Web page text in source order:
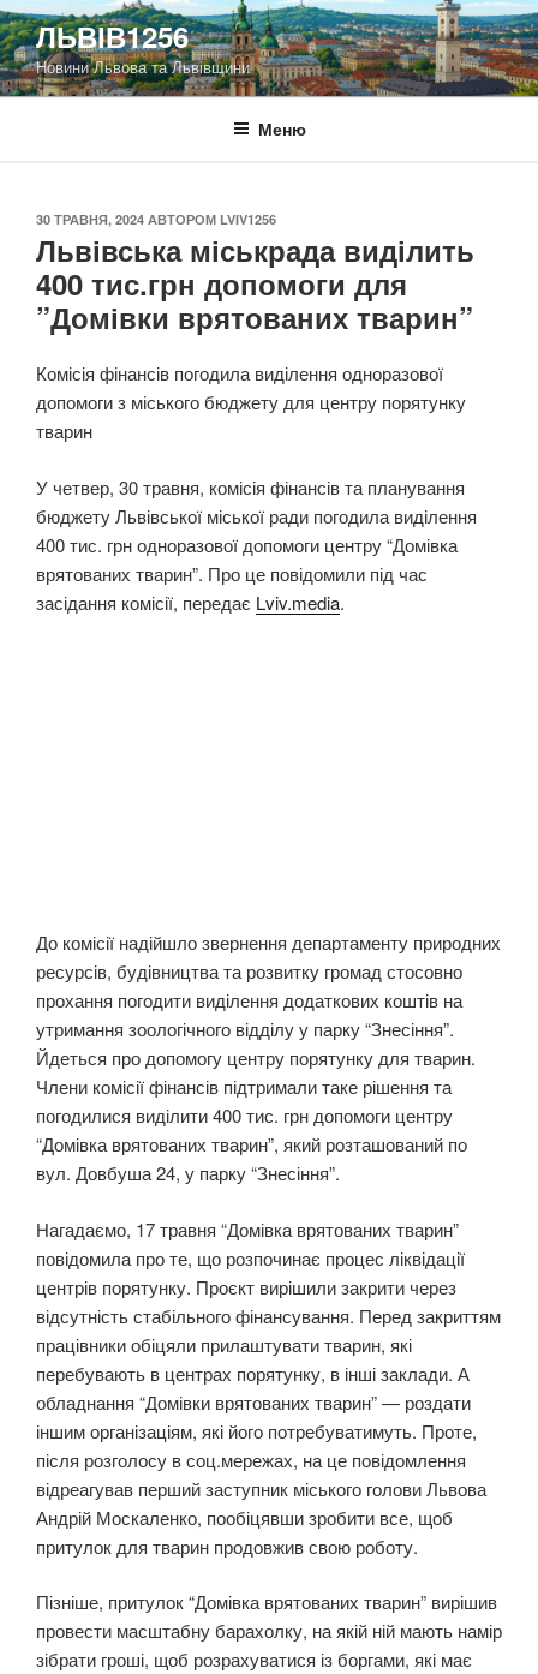
Перейти
до
вмісту
ЛЬВІВ1256
Новини Львова та Львівщини
Меню
ОПУБЛІКОВАНО
30 ТРАВНЯ, 2024 АВТОРОМ LVIV1256
Львівська міськрада виділить
400 тис.грн допомоги для
”Домівки врятованих тварин”
Комісія фінансів погодила виділення одноразової
допомоги з міського бюджету для центру порятунку
тварин
У четвер, 30 травня, комісія фінансів та планування
бюджету Львівської міської ради погодила виділення
400 тис. грн одноразової допомоги центру “Домівка
врятованих тварин”. Про це повідомили під час
засідання комісії, передає Lviv.media.
До комісії надійшло звернення департаменту природних
ресурсів, будівництва та розвитку громад стосовно
прохання погодити виділення додаткових коштів на
утримання зоологічного відділу у парку “Знесіння”.
Йдеться про допомогу центру порятунку для тварин.
Члени комісії фінансів підтримали таке рішення та
погодилися виділити 400 тис. грн допомоги центру
“Домівка врятованих тварин”, який розташований по
вул. Довбуша 24, у парку “Знесіння”.
Нагадаємо, 17 травня “Домівка врятованих тварин”
повідомила про те, що розпочинає процес ліквідації
центрів порятунку. Проєкт вирішили закрити через
відсутність стабільного фінансування. Перед закриттям
працівники обіцяли прилаштувати тварин, які
перебувають в центрах порятунку, в інші заклади. А
обладнання “Домівки врятованих тварин” — роздати
іншим організаціям, які його потребуватимуть. Проте,
після розголосу в соц.мережах, на це повідомлення
відреагував перший заступник міського голови Львова
Андрій Москаленко, пообіцявши зробити все, щоб
притулок для тварин продовжив свою роботу.
Пізніше, притулок “Домівка врятованих тварин” вирішив
провести масштабну барахолку, на якій ній мають намір
зібрати гроші, щоб розрахуватися із боргами, які має